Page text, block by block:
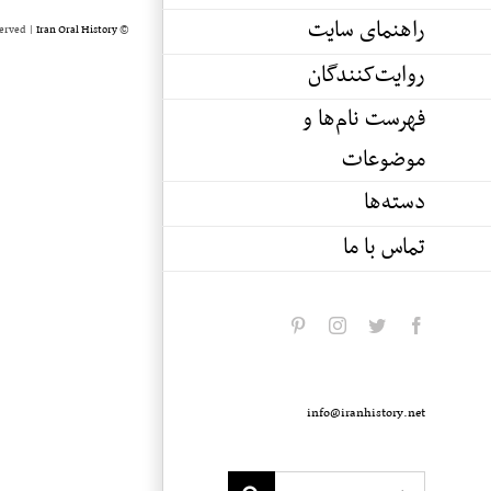
راهنمای سایت
روایت‌کنندگان
فهرست نام‌ها و
موضوعات
دسته‌ها
تماس با ما
facebook
twitter
instagram
info@iranhistory.net
© Copyright 2020 -
| Iran Oral History